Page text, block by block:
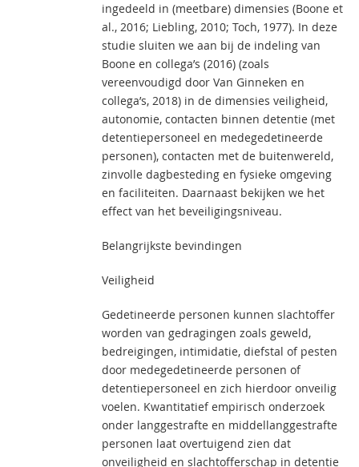
ingedeeld in (meetbare) dimensies (Boone et
al., 2016; Liebling, 2010; Toch, 1977). In deze
studie sluiten we aan bij de indeling van
Boone en collega’s (2016) (zoals
vereenvoudigd door Van Ginneken en
collega’s, 2018) in de dimensies veiligheid,
autonomie, contacten binnen detentie (met
detentiepersoneel en medegedetineerde
personen), contacten met de buitenwereld,
zinvolle dagbesteding en fysieke omgeving
en faciliteiten. Daarnaast bekijken we het
effect van het beveiligingsniveau.
Belangrijkste bevindingen
Veiligheid
Gedetineerde personen kunnen slachtoffer
worden van gedragingen zoals geweld,
bedreigingen, intimidatie, diefstal of pesten
door medegedetineerde personen of
detentiepersoneel en zich hierdoor onveilig
voelen. Kwantitatief empirisch onderzoek
onder langgestrafte en middellanggestrafte
personen laat overtuigend zien dat
onveiligheid en slachtofferschap in detentie